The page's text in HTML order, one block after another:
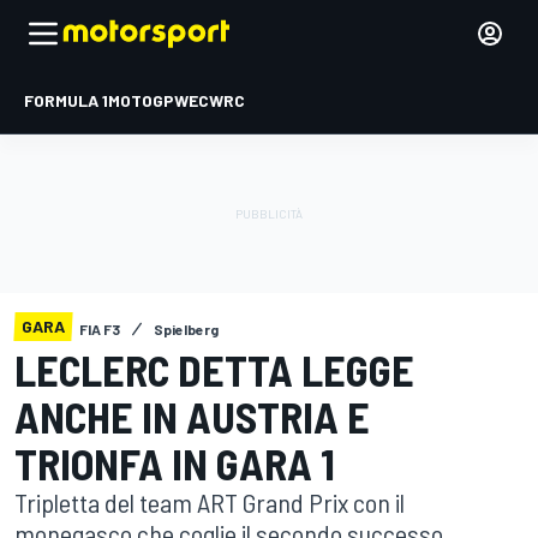
FORMULA 1MOTOGPWECWRC
GARA FIA F3 Spielberg
LECLERC DETTA LEGGE
ANCHE IN AUSTRIA E
TRIONFA IN GARA 1
Tripletta del team ART Grand Prix con il